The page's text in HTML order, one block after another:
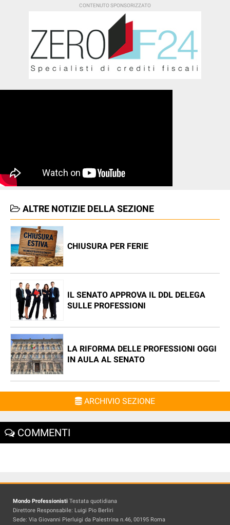
ALTRE NOTIZIE DELLA SEZIONE
CHIUSURA PER FERIE
IL SENATO APPROVA IL DDL DELEGA
SULLE PROFESSIONI
LA RIFORMA DELLE PROFESSIONI OGGI
IN AULA AL SENATO
ARCHIVIO SEZIONE
COMMENTI
Mondo Professionisti Testata quotidiana
Direttore Responsabile: Luigi Pio Berliri
Sede: Via Giovanni Pierluigi da Palestrina n.46, 00195 Roma